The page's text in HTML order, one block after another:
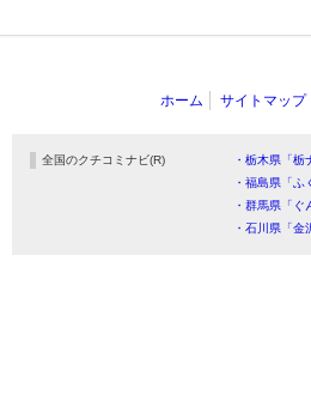
ホーム サイトマップ
全国のクチコミナビ(R) ・栃木県「栃
・福島県「ふ
・群馬県「ぐ
・石川県「金